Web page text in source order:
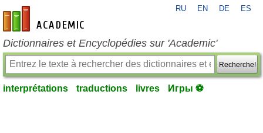
fr-academic.com
RU EN DE ES
Dictionnaires et Encyclopédies sur 'Academic'
Recherche!
interprétations traductions livres Игры ⚽